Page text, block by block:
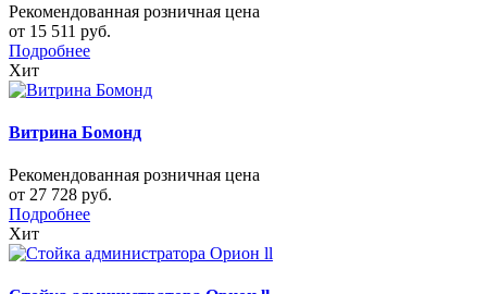
Рекомендованная розничная цена
от 15 511 руб.
Подробнее
Хит
Витрина Бомонд
Рекомендованная розничная цена
от 27 728 руб.
Подробнее
Хит